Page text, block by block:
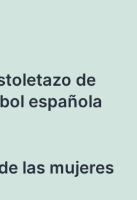
de
española
las mujeres